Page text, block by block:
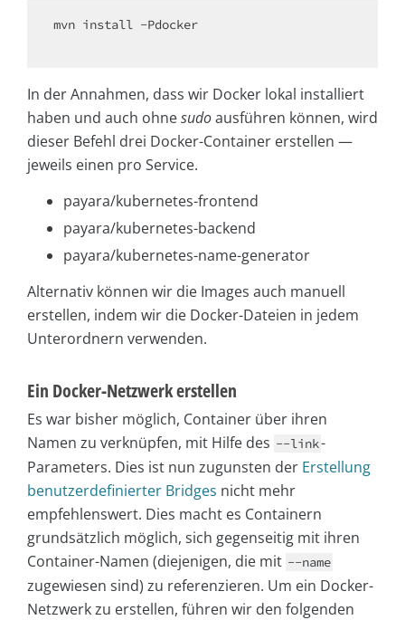
mvn install -Pdocker
In der Annahmen, dass wir Docker lokal installiert
haben und auch ohnesudoausführen können, wird
dieser Befehl drei Docker-Container erstellen —
jeweils einen pro Service.
payara/kubernetes-frontend
payara/kubernetes-backend
payara/kubernetes-name-generator
Alternativ können wir die Images auch manuell
erstellen, indem wir die Docker-Dateien in jedem
Unterordnern verwenden.
Ein Docker-Netzwerk erstellen
Es war bisher möglich, Container über ihren
Namen zu verknüpfen, mit Hilfe des --link-
Parameters. Dies ist nun zugunsten der Erstellung
benutzerdefinierter Bridges nicht mehr
empfehlenswert. Dies macht es Containern
grundsätzlich möglich, sich gegenseitig mit ihren
Container-Namen (diejenigen, die mit --name
zugewiesen sind) zu referenzieren. Um ein Docker-
Netzwerk zu erstellen, führen wir den folgenden